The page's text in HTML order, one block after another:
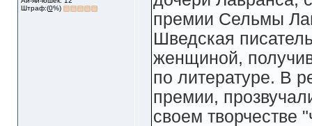
Штраф:(0%)
премии Сельмы
Шведская
женщиной,
по литературе. В
премии,
своем творчестве